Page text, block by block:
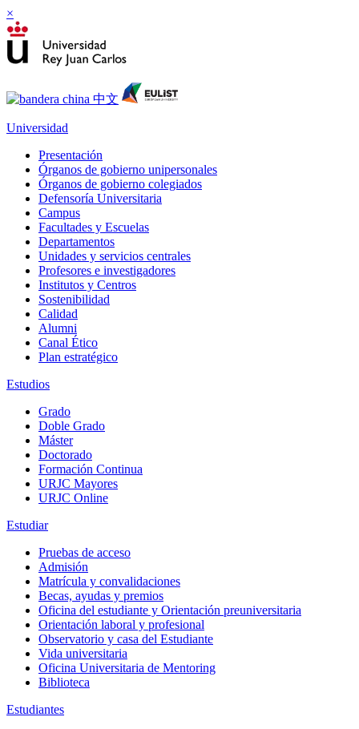
×
Universidad
Presentación
Órganos de gobierno unipersonales
Órganos de gobierno colegiados
Defensoría Universitaria
Campus
Facultades y Escuelas
Departamentos
Unidades y servicios centrales
Profesores e investigadores
Institutos y Centros
Sostenibilidad
Calidad
Alumni
Canal Ético
Plan estratégico
Estudios
Grado
Doble Grado
Máster
Doctorado
Formación Continua
URJC Mayores
URJC Online
Estudiar
Pruebas de acceso
Admisión
Matrícula y convalidaciones
Becas, ayudas y premios
Oficina del estudiante y Orientación preuniversitaria
Orientación laboral y profesional
Observatorio y casa del Estudiante
Vida universitaria
Oficina Universitaria de Mentoring
Biblioteca
Estudiantes